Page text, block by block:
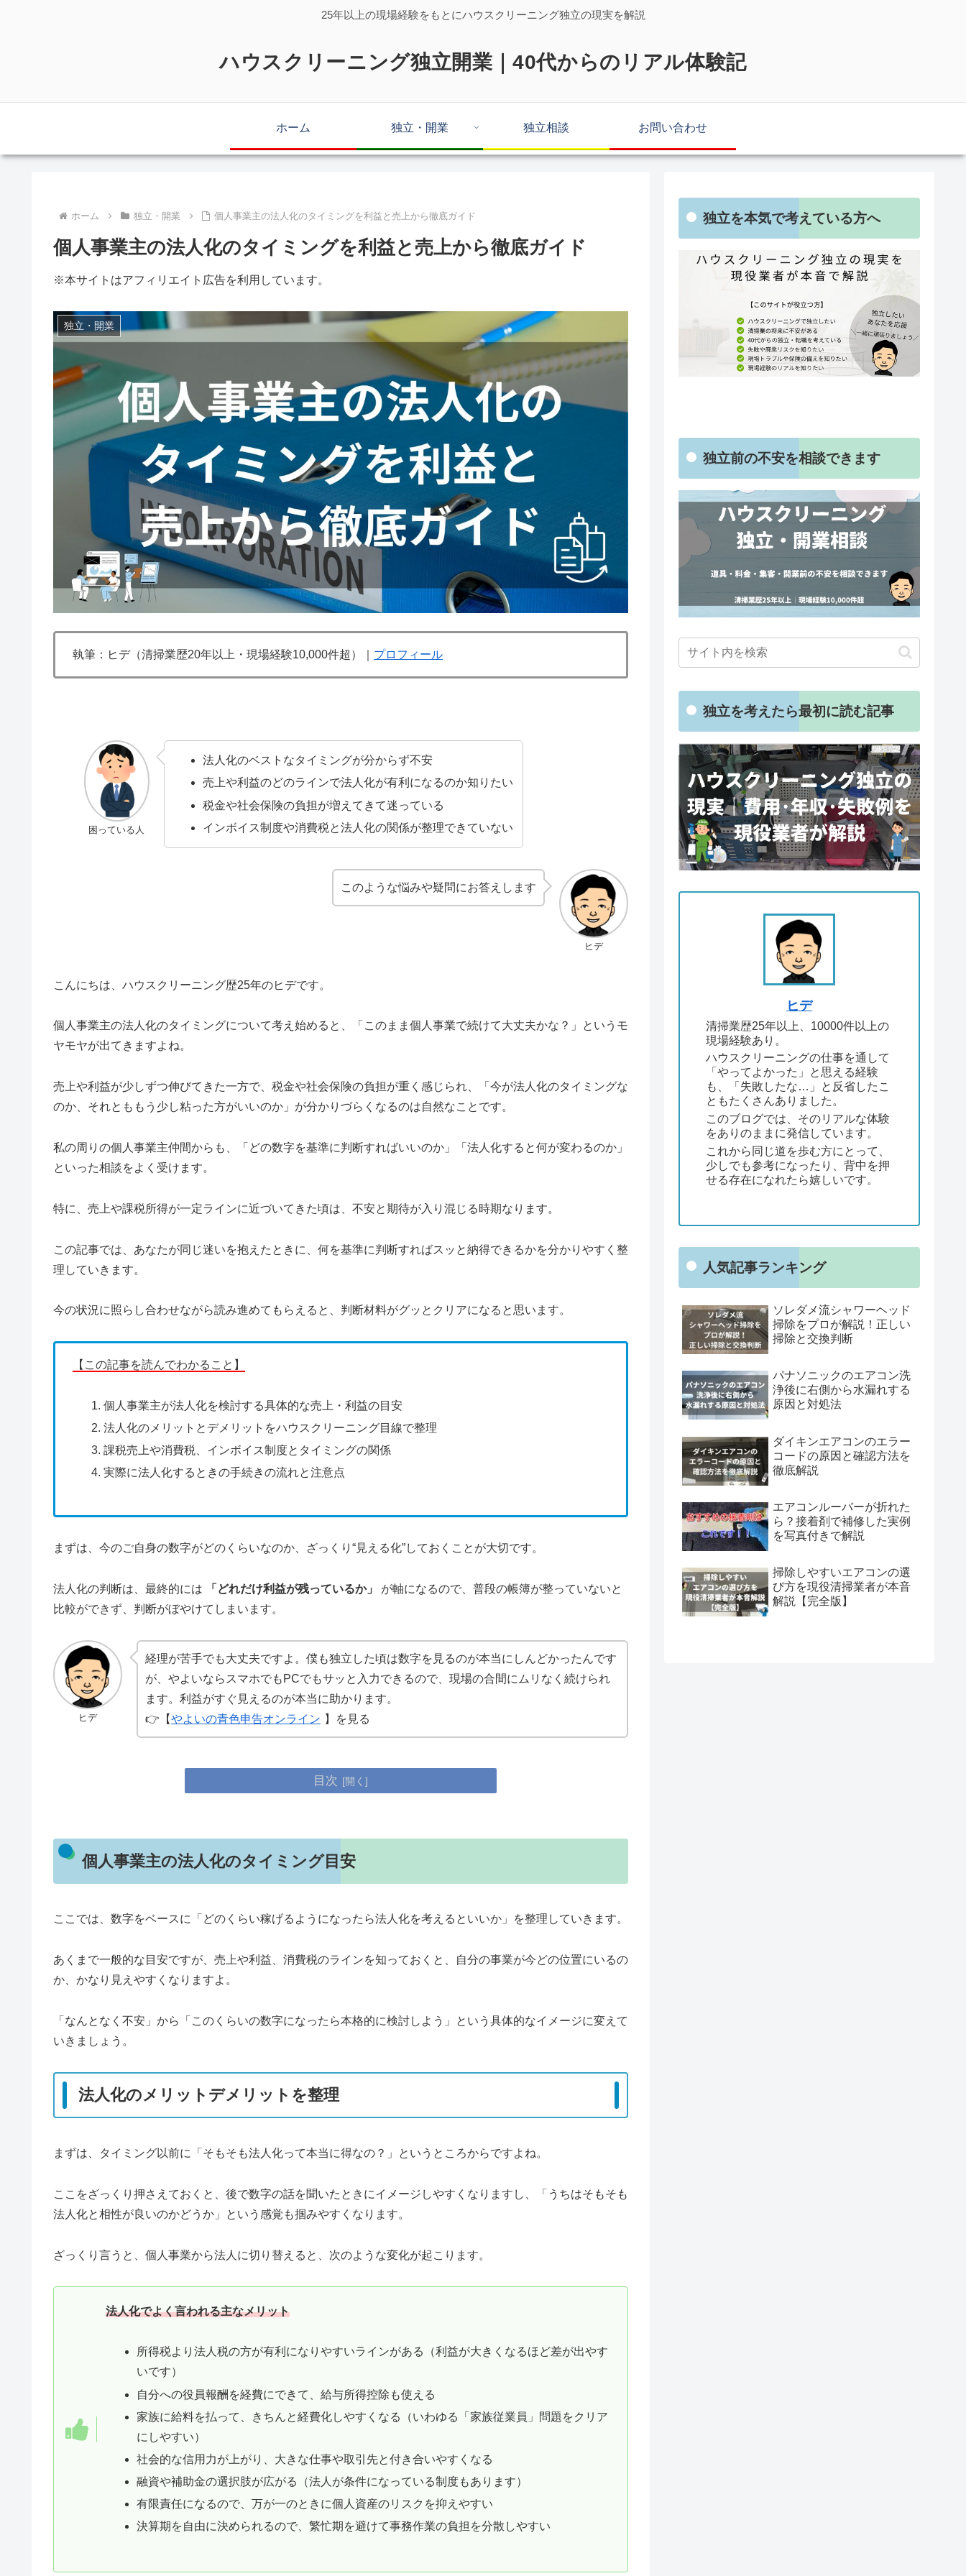
25年以上の現場経験をもとにハウスクリーニング独立の現実を解説
ハウスクリーニング独立開業｜40代からのリアル体験記
ホーム 独立・開業 独立相談 お問い合わせ
ホーム 独立・開業 個人事業主の法人化のタイミングを利益と売上から徹底ガイド
個人事業主の法人化のタイミングを利益と売上から徹底ガイド
※本サイトはアフィリエイト広告を利用しています。
独立・開業
執筆：ヒデ（清掃業歴20年以上・現場経験10,000件超）｜ プロフィール
困っている人
法人化のベストなタイミングが分からず不安
売上や利益のどのラインで法人化が有利になるのか知りたい
税金や社会保険の負担が増えてきて迷っている
インボイス制度や消費税と法人化の関係が整理できていない
ヒデ
このような悩みや疑問にお答えします
こんにちは、ハウスクリーニング歴25年のヒデです。
個人事業主の法人化のタイミングについて考え始めると、「このまま個人事業で続けて大丈夫かな？」というモ
ヤモヤが出てきますよね。
売上や利益が少しずつ伸びてきた一方で、税金や社会保険の負担が重く感じられ、「今が法人化のタイミングな
のか、それとももう少し粘った方がいいのか」が分かりづらくなるのは自然なことです。
私の周りの個人事業主仲間からも、「どの数字を基準に判断すればいいのか」「法人化すると何が変わるのか」
といった相談をよく受けます。
特に、売上や課税所得が一定ラインに近づいてきた頃は、不安と期待が入り混じる時期なります。
この記事では、あなたが同じ迷いを抱えたときに、何を基準に判断すればスッと納得できるかを分かりやすく整
理していきます。
今の状況に照らし合わせながら読み進めてもらえると、判断材料がグッとクリアになると思います。
【この記事を読んでわかること】
個人事業主が法人化を検討する具体的な売上・利益の目安
法人化のメリットとデメリットをハウスクリーニング目線で整理
課税売上や消費税、インボイス制度とタイミングの関係
実際に法人化するときの手続きの流れと注意点
まずは、今のご自身の数字がどのくらいなのか、ざっくり“見える化”しておくことが大切です。
法人化の判断は、最終的には 「どれだけ利益が残っているか」
が軸になるので、普段の帳簿が整っていないと
比較ができず、判断がぼやけてしまいます。
ヒデ
経理が苦手でも大丈夫ですよ。僕も独立した頃は数字を見るのが本当にしんどかったんです
が、やよいならスマホでもPCでもサッと入力できるので、現場の合間にムリなく続けられ
ます。利益がすぐ見えるのが本当に助かります。
👉【やよいの青色申告オンライン 】を見る
目次
個人事業主の法人化のタイミング目安
ここでは、数字をベースに「どのくらい稼げるようになったら法人化を考えるといいか」を整理していきます。
あくまで一般的な目安ですが、売上や利益、消費税のラインを知っておくと、自分の事業が今どの位置にいるの
か、かなり見えやすくなりますよ。
「なんとなく不安」から「このくらいの数字になったら本格的に検討しよう」という具体的なイメージに変えて
いきましょう。
法人化のメリットデメリットを整理
まずは、タイミング以前に「そもそも法人化って本当に得なの？」というところからですよね。
ここをざっくり押さえておくと、後で数字の話を聞いたときにイメージしやすくなりますし、「うちはそもそも
法人化と相性が良いのかどうか」という感覚も掴みやすくなります。
ざっくり言うと、個人事業から法人に切り替えると、次のような変化が起こります。
法人化でよく言われる主なメリット
所得税より法人税の方が有利になりやすいラインがある
（利益が大きくなるほど差が出やす
いです）
自分への役員報酬を経費にできて、給与所得控除も使える
家族に給料を払って、きちんと経費化しやすくなる（いわゆる「家族従業員」問題をクリア
にしやすい）
社会的な信用力が上がり、大きな仕事や取引先と付き合いやすくなる
融資や補助金の選択肢が広がる（法人が条件になっている制度もあります）
有限責任になるので、万が一のときに個人資産のリスクを抑えやすい
決算期を自由に決められるので、繁忙期を避けて事務作業の負担を分散しやすい
独立を本気で考えている方へ
独立前の不安を相談できます
独立を考えたら最初に読む記事
ヒデ
清掃業歴25年以上、10000件以上の
現場経験あり。
ハウスクリーニングの仕事を通して
「やってよかった」と思える経験
も、「失敗したな…」と反省したこ
ともたくさんありました。
このブログでは、そのリアルな体験
をありのままに発信しています。
これから同じ道を歩む方にとって、
少しでも参考になったり、背中を押
せる存在になれたら嬉しいです。
人気記事ランキング
ソレダメ流シャワーヘッド
掃除をプロが解説！正しい
掃除と交換判断
パナソニックのエアコン洗
浄後に右側から水漏れする
原因と対処法
ダイキンエアコンのエラー
コードの原因と確認方法を
徹底解説
エアコンルーバーが折れた
ら？接着剤で補修した実例
を写真付きで解説
掃除しやすいエアコンの選
び方を現役清掃業者が本音
解説【完全版】